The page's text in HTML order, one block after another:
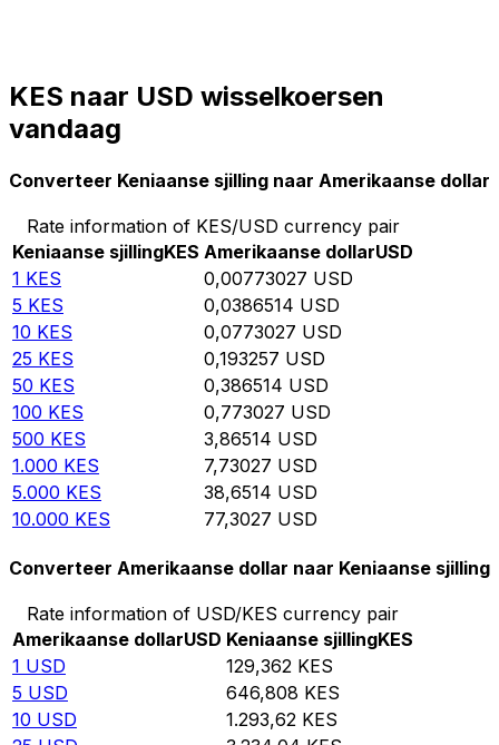
KES naar USD wisselkoersen
vandaag
Converteer Keniaanse sjilling naar Amerikaanse dollar
Rate information of KES/USD currency pair
Keniaanse sjillingKES Amerikaanse dollarUSD
1 KES 0,00773027 USD
5 KES 0,0386514 USD
10 KES 0,0773027 USD
25 KES 0,193257 USD
50 KES 0,386514 USD
100 KES 0,773027 USD
500 KES 3,86514 USD
1.000 KES 7,73027 USD
5.000 KES 38,6514 USD
10.000 KES 77,3027 USD
Converteer Amerikaanse dollar naar Keniaanse sjilling
Rate information of USD/KES currency pair
Amerikaanse dollarUSD Keniaanse sjillingKES
1 USD 129,362 KES
5 USD 646,808 KES
10 USD 1.293,62 KES